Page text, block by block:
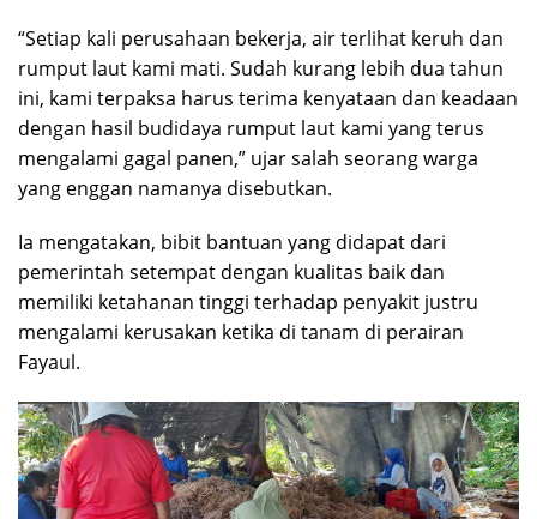
“Setiap kali perusahaan bekerja, air terlihat keruh dan
rumput laut kami mati. Sudah kurang lebih dua tahun
ini, kami terpaksa harus terima kenyataan dan keadaan
dengan hasil budidaya rumput laut kami yang terus
mengalami gagal panen,” ujar salah seorang warga
yang enggan namanya disebutkan.
Ia mengatakan, bibit bantuan yang didapat dari
pemerintah setempat dengan kualitas baik dan
memiliki ketahanan tinggi terhadap penyakit justru
mengalami kerusakan ketika di tanam di perairan
Fayaul.